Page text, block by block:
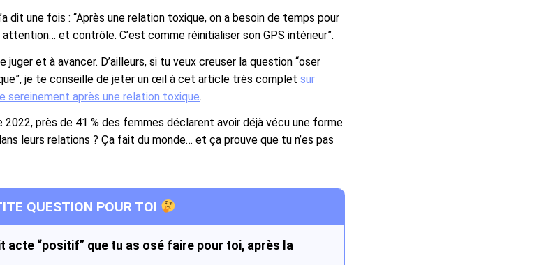
dit une fois : “Après une relation toxique, on a besoin de temps pour
et contrôle. C’est comme réinitialiser son GPS intérieur”.
juger et à avancer. D’ailleurs, si tu veux creuser la question “oser
je te conseille de jeter un œil à cet article très complet sur
sereinement après une relation toxique.
près de 41 % des femmes déclarent avoir déjà vécu une forme
leurs relations ? Ça fait du monde… et ça prouve que tu n’es pas
QUESTION POUR TOI
acte “positif” que tu as osé faire pour toi, après la